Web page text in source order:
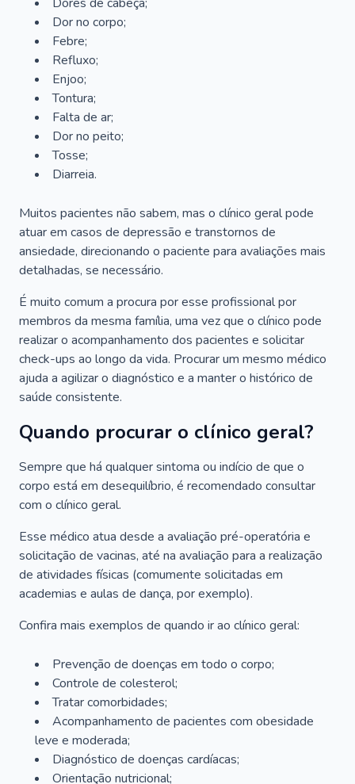
Dor no corpo;
Febre;
Refluxo;
Enjoo;
Tontura;
Falta de ar;
Dor no peito;
Tosse;
Diarreia.
Muitos pacientes não sabem, mas o clínico geral pode
atuar em casos de depressão e transtornos de
ansiedade, direcionando o paciente para avaliações mais
detalhadas, se necessário.
É muito comum a procura por esse profissional por
membros da mesma família, uma vez que o clínico pode
realizar o acompanhamento dos pacientes e solicitar
check-ups ao longo da vida. Procurar um mesmo médico
ajuda a agilizar o diagnóstico e a manter o histórico de
saúde consistente.
Quando procurar o clínico geral?
Sempre que há qualquer sintoma ou indício de que o
corpo está em desequilíbrio, é recomendado consultar
com o clínico geral.
Esse médico atua desde a avaliação pré-operatória e
solicitação de vacinas, até na avaliação para a realização
de atividades físicas (comumente solicitadas em
academias e aulas de dança, por exemplo).
Confira mais exemplos de quando ir ao clínico geral:
Prevenção de doenças em todo o corpo;
Controle de colesterol;
Tratar comorbidades;
Acompanhamento de pacientes com obesidade
leve e moderada;
Diagnóstico de doenças cardíacas;
Orientação nutricional;